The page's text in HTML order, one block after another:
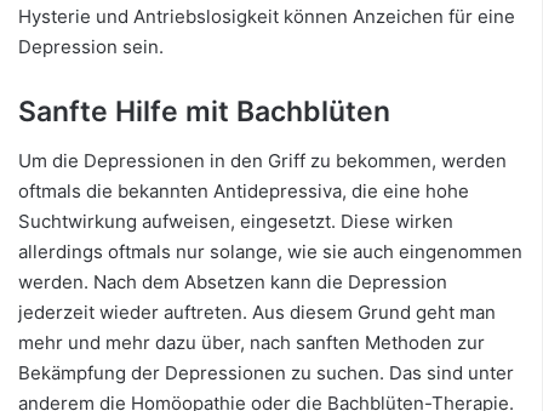
Hysterie und Antriebslosigkeit können Anzeichen für eine
Depression sein.
Sanfte Hilfe mit Bachblüten
Um die Depressionen in den Griff zu bekommen, werden
oftmals die bekannten Antidepressiva, die eine hohe
Suchtwirkung aufweisen, eingesetzt. Diese wirken
allerdings oftmals nur solange, wie sie auch eingenommen
werden. Nach dem Absetzen kann die Depression
jederzeit wieder auftreten. Aus diesem Grund geht man
mehr und mehr dazu über, nach sanften Methoden zur
Bekämpfung der Depressionen zu suchen. Das sind unter
anderem die Homöopathie oder die Bachblüten-Therapie.